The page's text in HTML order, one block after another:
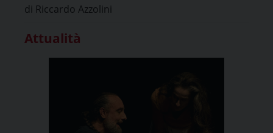
di Riccardo Azzolini
Attualità